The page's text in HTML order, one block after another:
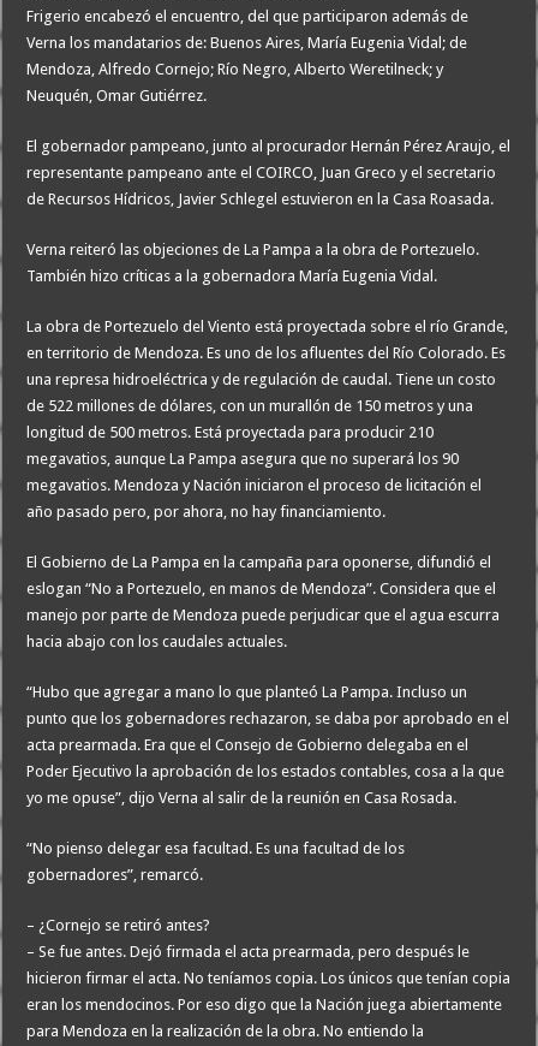
Frigerio encabezó el encuentro, del que participaron además de
Verna los mandatarios de: Buenos Aires, María Eugenia Vidal; de
Mendoza, Alfredo Cornejo; Río Negro, Alberto Weretilneck; y
Neuquén, Omar Gutiérrez.
El gobernador pampeano, junto al procurador Hernán Pérez Araujo, el
representante pampeano ante el COIRCO, Juan Greco y el secretario
de Recursos Hídricos, Javier Schlegel estuvieron en la Casa Roasada.
Verna reiteró las objeciones de La Pampa a la obra de Portezuelo.
También hizo críticas a la gobernadora María Eugenia Vidal.
La obra de Portezuelo del Viento está proyectada sobre el río Grande,
en territorio de Mendoza. Es uno de los afluentes del Río Colorado. Es
una represa hidroeléctrica y de regulación de caudal. Tiene un costo
de 522 millones de dólares, con un murallón de 150 metros y una
longitud de 500 metros. Está proyectada para producir 210
megavatios, aunque La Pampa asegura que no superará los 90
megavatios. Mendoza y Nación iniciaron el proceso de licitación el
año pasado pero, por ahora, no hay financiamiento.
El Gobierno de La Pampa en la campaña para oponerse, difundió el
eslogan “No a Portezuelo, en manos de Mendoza”. Considera que el
manejo por parte de Mendoza puede perjudicar que el agua escurra
hacia abajo con los caudales actuales.
“Hubo que agregar a mano lo que planteó La Pampa. Incluso un
punto que los gobernadores rechazaron, se daba por aprobado en el
acta prearmada. Era que el Consejo de Gobierno delegaba en el
Poder Ejecutivo la aprobación de los estados contables, cosa a la que
yo me opuse”, dijo Verna al salir de la reunión en Casa Rosada.
“No pienso delegar esa facultad. Es una facultad de los
gobernadores”, remarcó.
– ¿Cornejo se retiró antes?
– Se fue antes. Dejó firmada el acta prearmada, pero después le
hicieron firmar el acta. No teníamos copia. Los únicos que tenían copia
eran los mendocinos. Por eso digo que la Nación juega abiertamente
para Mendoza en la realización de la obra. No entiendo la